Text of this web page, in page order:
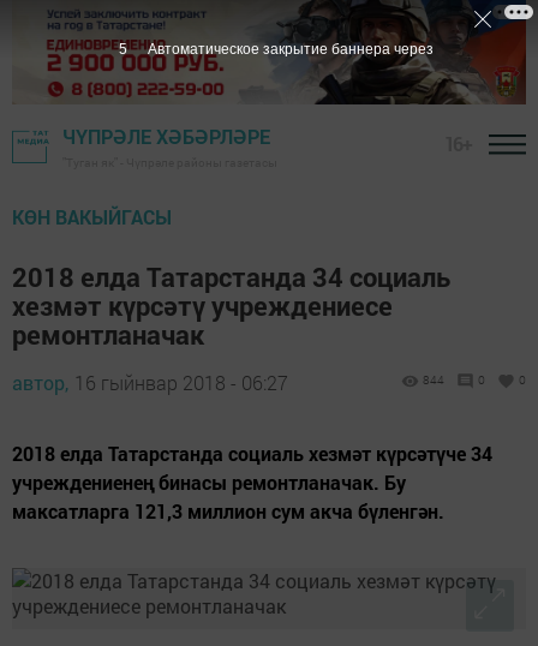
ЧҮПРӘЛЕ ХӘБӘРЛӘРЕ
КӨН ВАКЫЙГАСЫ
2018 елда Татарстанда 34 социаль
хезмәт күрсәтү учреждениесе
ремонтланачак
автор, 16 гыйнвар 2018 - 06:27 844 0 0
2018 елда Татарстанда социаль хезмәт күрсәтүче 34
учреждениенең бинасы ремонтланачак. Бу
максатларга 121,3 миллион сум акча бүленгән.
4 Автоматическое закрытие баннера через